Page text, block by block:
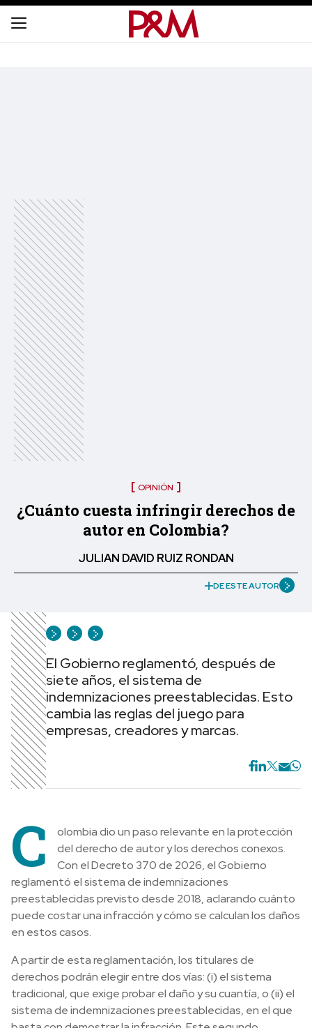
OPINIÓN
¿Cuánto cuesta infringir derechos de
autor en Colombia?
JULIAN DAVID RUIZ RONDAN
DE ESTE AUTOR
El Gobierno reglamentó, después de
siete años, el sistema de
indemnizaciones preestablecidas. Esto
cambia las reglas del juego para
empresas, creadores y marcas.
C
olombia dio un paso relevante en la protección
del derecho de autor y los derechos conexos.
Con el Decreto 370 de 2026, el Gobierno
reglamentó el sistema de indemnizaciones
preestablecidas previsto desde 2018, aclarando cuánto
puede costar una infracción y cómo se calculan los daños
en estos casos.
A partir de esta reglamentación, los titulares de
derechos podrán elegir entre dos vías: (i) el sistema
tradicional, que exige probar el daño y su cuantía, o (ii) el
sistema de indemnizaciones preestablecidas, en el que